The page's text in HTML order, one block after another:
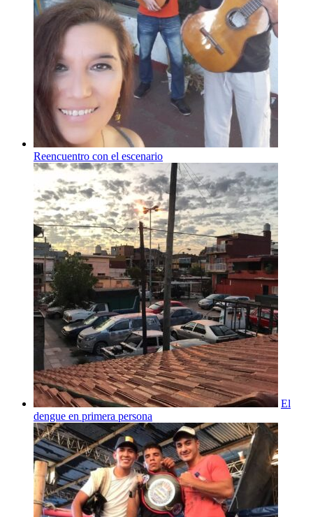
Reencuentro con el escenario
El
dengue en primera persona